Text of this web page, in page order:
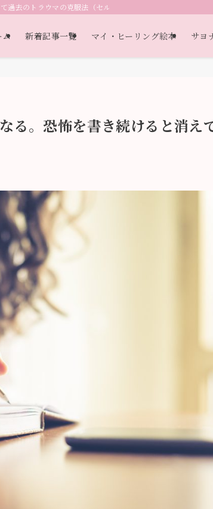
去のトラウマの克服法（セルフヘルプ教材）（自己認識・
ム 新着記事一覧 マイ・ヒーリング絵本 サヨ
る。恐怖を書き続けると消え